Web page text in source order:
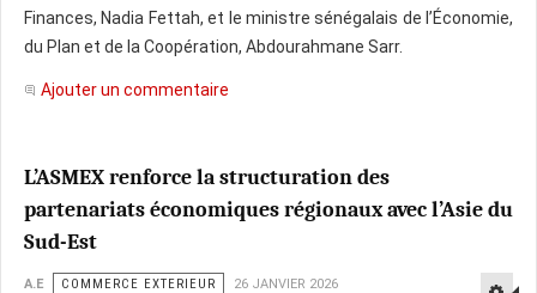
Finances, Nadia Fettah, et le ministre sénégalais de l’Économie,
du Plan et de la Coopération, Abdourahmane Sarr.
Ajouter un commentaire
L’ASMEX renforce la structuration des
partenariats économiques régionaux avec l’Asie du
Sud-Est
A.E COMMERCE EXTERIEUR 26 JANVIER 2026